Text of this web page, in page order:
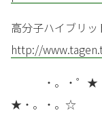
高分子ハイブリ
http://
・。・゜★・
★・。・。☆